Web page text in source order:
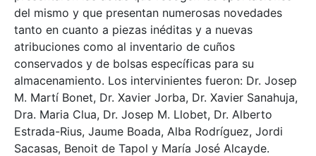
del mismo y que presentan numerosas novedades
tanto en cuanto a piezas inéditas y a nuevas
atribuciones como al inventario de cuños
conservados y de bolsas específicas para su
almacenamiento. Los intervinientes fueron: Dr. Josep
M. Martí Bonet, Dr. Xavier Jorba, Dr. Xavier Sanahuja,
Dra. Maria Clua, Dr. Josep M. Llobet, Dr. Alberto
Estrada-Rius, Jaume Boada, Alba Rodríguez, Jordi
Sacasas, Benoit de Tapol y María José Alcayde.